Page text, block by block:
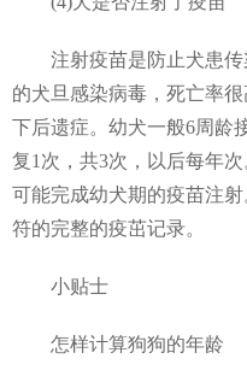
注射疫苗是防止犬患传
的犬旦感染病毒，死亡率
下后遗症。幼犬一般6周龄
复1次，共3次，以后每年
可能完成幼犬期的疫苗注
符的完整的疫茁记录。
小贴士
怎样计算狗狗的年龄